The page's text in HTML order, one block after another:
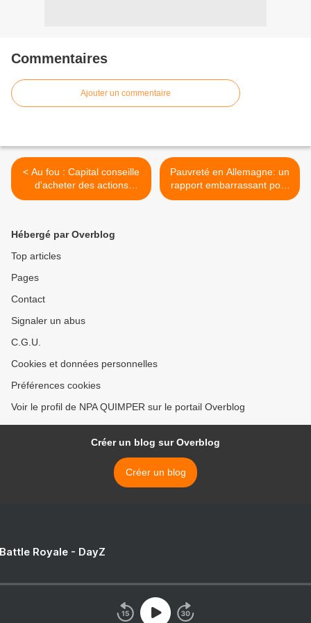
Commentaires
Ajouter un commentaire
< Au fou : Capital conseille
d'acheter des actions
d'Areva ! (ODN)
Pauvreté en Allemagne: un
rapport embarrassant pour
le gouvernement (RFI) >
Hébergé par Overblog
Top articles
Pages
Contact
Signaler un abus
C.G.U.
Cookies et données personnelles
Préférences cookies
Voir le profil de NPA QUIMPER sur le portail Overblog
Créer un blog sur Overblog
Créer un blog
Royale - DayZ